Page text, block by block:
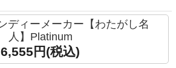
ディーメーカー【わたがし名
人】Platinum
6,555円(税込)